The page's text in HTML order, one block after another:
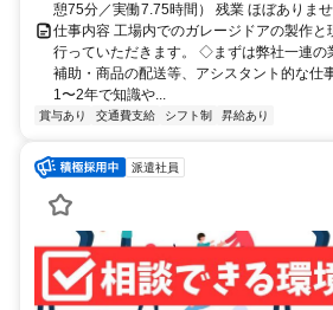
憩75分／実働7.75時間） 残業 ほぼありませ
仕事内容 工場内でのガレージドアの製作と
行っていただきます。 ◇まずは弊社一連の
補助・商品の配送等、アシスタント的な仕
1〜2年で知識や...
賞与あり 交通費支給 シフト制 昇給あり
派遣社員